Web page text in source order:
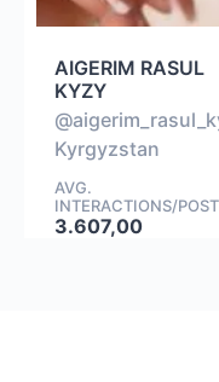
AIGERIM RASUL
KYZY
Kyrgyzstan
AVG.
INTERACTIONS/POST
3.607,00